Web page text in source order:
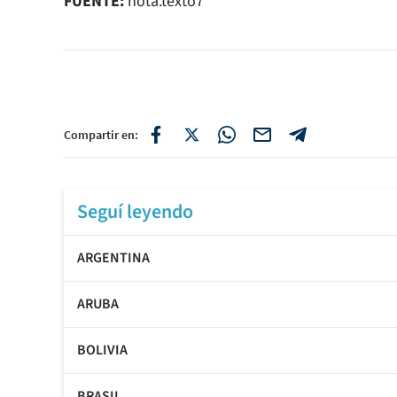
Compartir en:
Seguí leyendo
ARGENTINA
ARUBA
BOLIVIA